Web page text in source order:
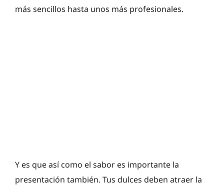
más sencillos hasta unos más profesionales.
Y es que así como el sabor es importante la
presentación también. Tus dulces deben atraer la